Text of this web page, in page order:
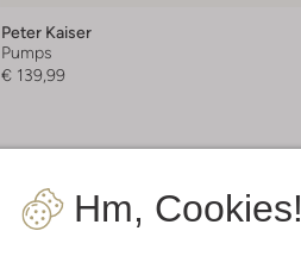
Hm, Cookies!
Peter Kaiser
Pumps
€ 139,99